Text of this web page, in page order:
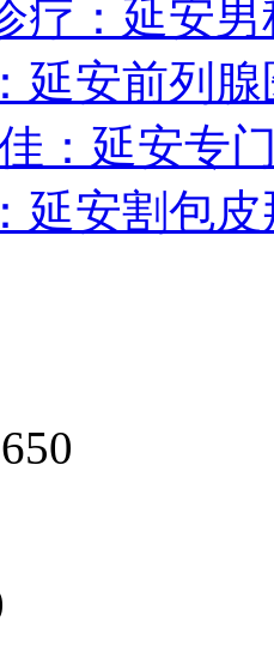
疗：延安
延安前列腺
：延安专
延安割包